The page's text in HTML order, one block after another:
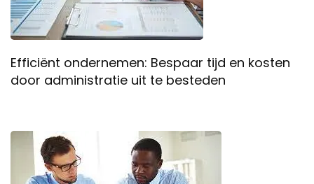
Efficiënt ondernemen: Bespaar tijd en kosten
door administratie uit te besteden